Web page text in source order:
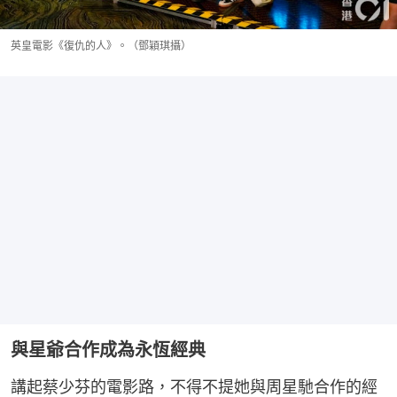
英皇電影《復仇的人》。（鄧穎琪攝）
與星爺合作成為永恆經典
講起蔡少芬的電影路，不得不提她與周星馳合作的經